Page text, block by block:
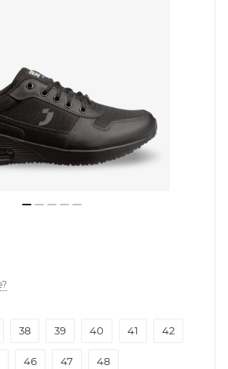
38 39 40 41 42
46 47 48